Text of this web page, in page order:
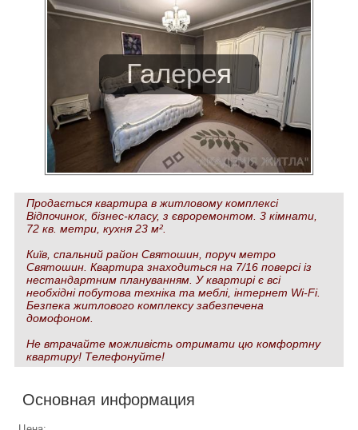
Продається квартира в житловому комплексі
Відпочинок, бізнес-класу, з євроремонтом. 3 кімнати,
72 кв. метри, кухня 23 м².
Київ, спальний район Святошин, поруч метро
Святошин. Квартира знаходиться на 7/16 поверсі із
нестандартним плануванням. У квартирі є всі
необхідні побутова техніка та меблі, інтернет Wi-Fi.
Безпека житлового комплексу забезпечена
домофоном.
Не втрачайте можливість отримати цю комфортну
квартиру! Телефонуйте!
Основная информация